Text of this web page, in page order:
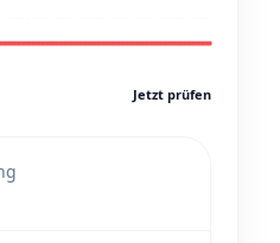
Jetzt prüfen